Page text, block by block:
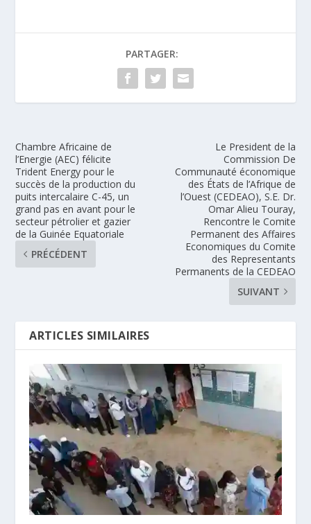
PARTAGER:
Chambre Africaine de
l’Energie (AEC) félicite
Trident Energy pour le
succès de la production du
puits intercalaire C-45, un
grand pas en avant pour le
secteur pétrolier et gazier
de la Guinée Equatoriale
PRÉCÉDENT
Le President de la
Commission De
Communauté économique
des États de l’Afrique de
l’Ouest (CEDEAO), S.E. Dr.
Omar Alieu Touray,
Rencontre le Comite
Permanent des Affaires
Economiques du Comite
des Representants
Permanents de la CEDEAO
SUIVANT
ARTICLES SIMILAIRES